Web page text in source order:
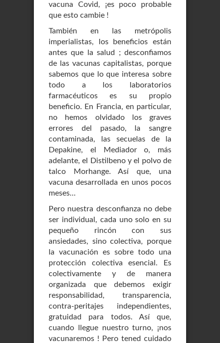
vacuna Covid, ¡es poco probable
que esto cambie !
También en las metrópolis
imperialistas, los beneficios están
antes que la salud ; desconfiamos
de las vacunas capitalistas, porque
sabemos que lo que interesa sobre
todo a los laboratorios
farmacéuticos es su propio
beneficio. En Francia, en particular,
no hemos olvidado los graves
errores del pasado, la sangre
contaminada, las secuelas de la
Depakine, el Mediador o, más
adelante, el Distilbeno y el polvo de
talco Morhange. Así que, una
vacuna desarrollada en unos pocos
meses…
Pero nuestra desconfianza no debe
ser individual, cada uno solo en su
pequeño rincón con sus
ansiedades, sino colectiva, porque
la vacunación es sobre todo una
protección colectiva esencial. Es
colectivamente y de manera
organizada que debemos exigir
responsabilidad, transparencia,
contra-peritajes independientes,
gratuidad para todos. Así que,
cuando llegue nuestro turno, ¡nos
vacunaremos ! Pero tened cuidado